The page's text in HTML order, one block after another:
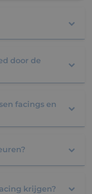
door de
facings en
krijgen?